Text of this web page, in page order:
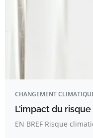
CHANGEMENT
L’impact du
EN BREF Risque